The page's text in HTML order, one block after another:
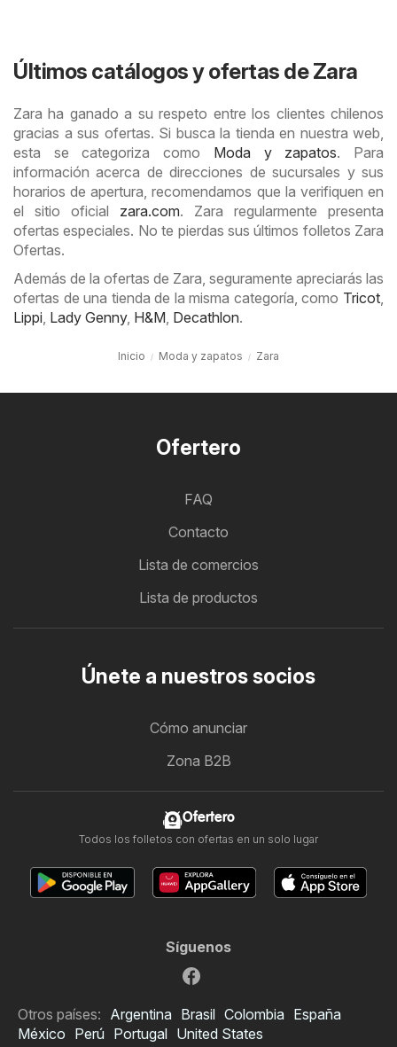
Últimos catálogos y ofertas de Zara
Zara ha ganado a su respeto entre los clientes chilenos
gracias a sus ofertas. Si busca la tienda en nuestra web,
esta se categoriza como Moda y zapatos. Para
información acerca de direcciones de sucursales y sus
horarios de apertura, recomendamos que la verifiquen en
el sitio oficial zara.com. Zara regularmente presenta
ofertas especiales. No te pierdas sus últimos folletos Zara
Ofertas.
Además de la ofertas de Zara, seguramente apreciarás las
ofertas de una tienda de la misma categoría, como Tricot,
Lippi, Lady Genny, H&M, Decathlon.
Inicio Moda y zapatos Zara
Ofertero
FAQ
Contacto
Lista de comercios
Lista de productos
Únete a nuestros socios
Cómo anunciar
Zona B2B
Ofertero
Todos los folletos con ofertas en un solo lugar
Síguenos
Otros países: Argentina Brasil Colombia España
México Perú Portugal United States